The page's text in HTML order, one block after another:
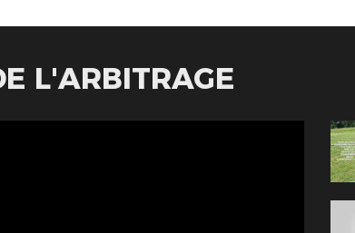
L'ARBITRAGE